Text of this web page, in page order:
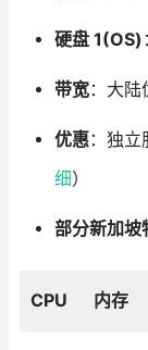
硬盘 1(OS)
带宽：大陆
优惠：独立
细）
部分新加坡
CPU 内存